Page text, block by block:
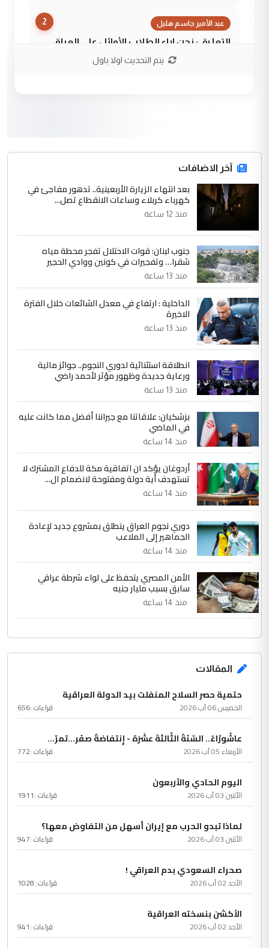
2 عبد الأمير جاسم هليل
التعليق : نحن اباء الطلاب الأوائل على العراق
نتشرف بلقاء السيد احمد الصافي في العتبات
التعليق : قرار مستعجل جدا ولامصلحة فيه
للوزاره ولا للمواطن القرار الصائب يكون بعد
الاستماع للمدير ومغرفة ...
الموضوع :
وزير الصحة يعفي مدير مستشفى الكرخ
العام في بغداد
4 سردار
التعليق : واحد من عصابة علي ماما يسقط
جنسية الرافد الثالث للعراق ومن اصول عريقة
ابا فرات ...
الموضوع :
الجواهري يرد على صدام حسين سل
مضجعيك يابن الزنا (نص كامل)
5 سردار
التعليق : واحد من عصابة علي ماما يسقط
جنسية الرافد الثالث للعراق ومن اصول عريقة
الموضوع :
الجواهري يرد على صدام حسين سل
مضجعيك يابن الزنا (نص كامل)
يتم التحديث اولا باول
آخر الاضافات
بعد انتهاء الزيارة الأربعينية.. تدهور مفاجئ في
كهرباء كربلاء وساعات الانقطاع تصل...
منذ 12 ساعة
جنوب لبنان: قوات الاحتلال تفجر محطة مياه
شقرا… وتفجيرات في كونين ووادي الحجير
منذ 13 ساعة
الداخلية : ارتفاع في معدل الشائعات خلال الفترة
الاخيرة
منذ 13 ساعة
انطلاقة استثنائية لدوري النجوم.. جوائز مالية
ورعاية جديدة وظهور مؤثر لأحمد راضي
منذ 13 ساعة
بزشكيان: علاقاتنا مع جيراننا أفضل مما كانت عليه
في الماضي
منذ 14 ساعة
أردوغان يؤكد ان اتفاقية مكة للدفاع المشترك لا
تستهدف أية دولة ومفتوحة لانضمام ال...
منذ 14 ساعة
دوري نجوم العراق ينطلق بمشروع جديد لإعادة
الجماهير إلى الملاعب
منذ 14 ساعة
الأمن المصري يتحفظ على لواء شرطة عراقي
سابق بسبب مليار جنيه
منذ 14 ساعة
المقالات
حتمية حصر السلاح المنفلت بيد الدولة العراقية
الخميس 06 آب 2026 قراءات :656
عاشُورْاءُ.. السّنَةُ الثّالثةَ عشَرَة - إِنتفاضةُ صفَر…تمرّ...
الأربعاء 05 آب 2026 قراءات :772
اليوم الحادي والأربعون
الأثنين 03 آب 2026 قراءات :1911
لماذا تبدو الحرب مع إيران أسهل من التفاوض معها؟
الأثنين 03 آب 2026 قراءات :947
صحراء السعودي بدم العراقي !
الأحد 02 آب 2026 قراءات :1028
الأكشن بنسخته العراقية
الأحد 02 آب 2026 قراءات :941